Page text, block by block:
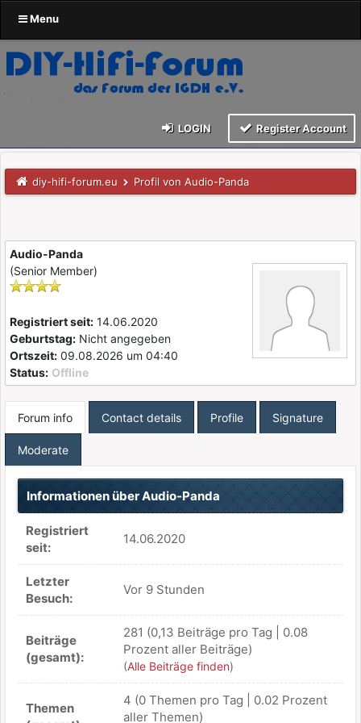
Menu
LOGIN Register Account
diy-hifi-forum.eu Profil von Audio-Panda
Audio-Panda
(Senior Member)
Registriert seit: 14.06.2020
Geburtstag: Nicht angegeben
Ortszeit: 09.08.2026 um 04:40
Status: Offline
Forum info Contact details Profile Signature
Moderate
Informationen über Audio-Panda
Registriert
seit:
14.06.2020
Letzter
Besuch:
Vor 9 Stunden
Beiträge
(gesamt):
281 (0,13 Beiträge pro Tag | 0.08
Prozent aller Beiträge)
(Alle Beiträge finden)
Themen
4 (0 Themen pro Tag | 0.02 Prozent
aller Themen)